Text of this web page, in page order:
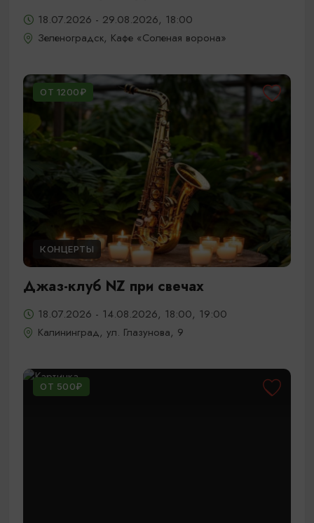
18.07.2026 - 29.08.2026, 18:00
Зеленоградск, Кафе «Соленая ворона»
ОТ 1200₽
КОНЦЕРТЫ
Джаз-клуб NZ при свечах
18.07.2026 - 14.08.2026, 18:00, 19:00
Калининград, ул. Глазунова, 9
ОТ 500₽